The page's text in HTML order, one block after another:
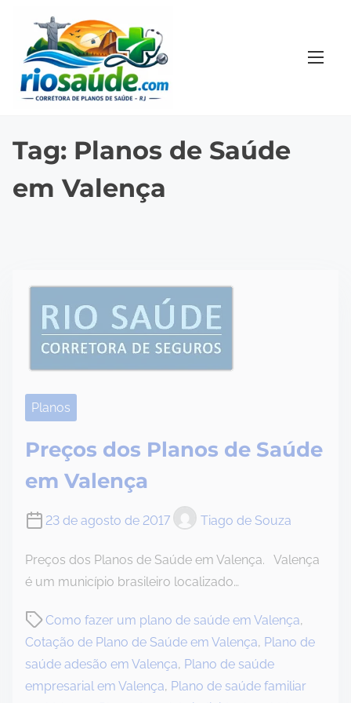
Tag: Planos de Saúde
em Valença
Planos
Preços dos Planos de Saúde
em Valença
23 de agosto de 2017 Tiago de Souza
Preços dos Planos de Saúde em Valença. Valença
é um município brasileiro localizado…
Como fazer um plano de saúde em Valença,
Cotação de Plano de Saúde em Valença, Plano de
saúde adesão em Valença, Plano de saúde
empresarial em Valença, Plano de saúde familiar
P
o
s
t